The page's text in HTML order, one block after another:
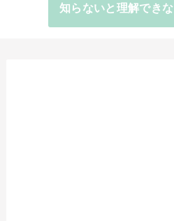
知らないと理解でき